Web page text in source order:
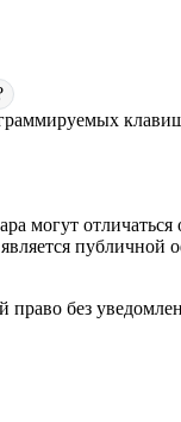
могут
право без